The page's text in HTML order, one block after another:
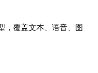
，覆盖文本、语音、图